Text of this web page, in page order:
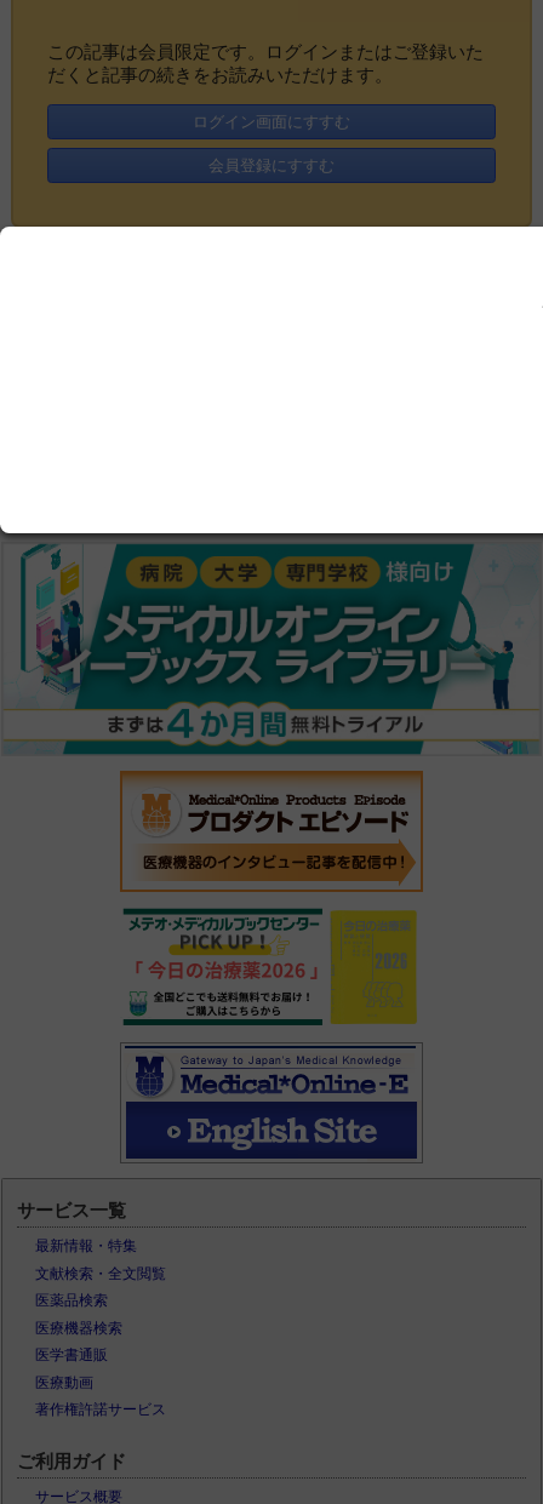
この記事は会員限定です。ログインまたはご登録いた
だくと記事の続きをお読みいただけます。
ログイン画面にすすむ
会員登録にすすむ
サービス一覧
最新情報・特集
文献検索・全文閲覧
医薬品検索
医療機器検索
医学書通販
医療動画
著作権許諾サービス
ご利用ガイド
サービス概要